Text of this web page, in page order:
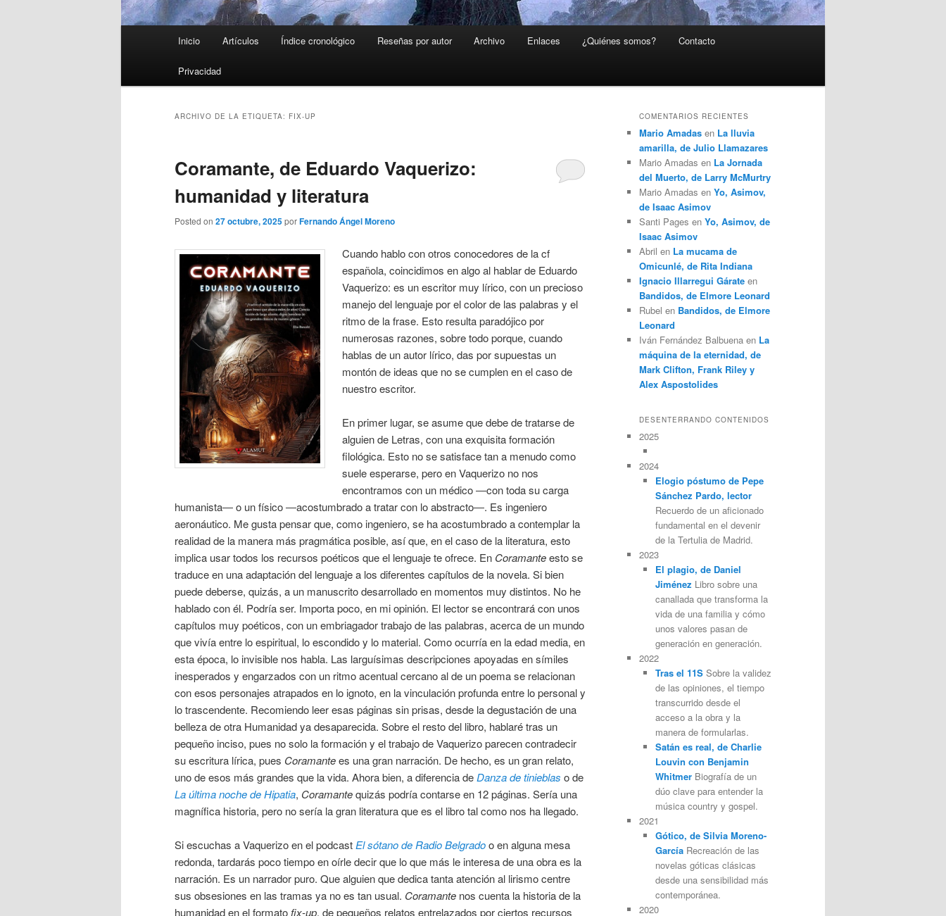
Inicio Artículos Índice cronológico Reseñas por autor Archivo Enlaces ¿Quiénes somos? Contacto
Privacidad
ARCHIVO DE LA ETIQUETA: FIX-UP
Coramante, de Eduardo Vaquerizo:
humanidad y literatura
Posted on 27 octubre, 2025porFernando Ángel Moreno
Cuando hablo con otros conocedores de la cf
española, coincidimos en algo al hablar de Eduardo
Vaquerizo: es un escritor muy lírico, con un precioso
manejo del lenguaje por el color de las palabras y el
ritmo de la frase. Esto resulta paradójico por
numerosas razones, sobre todo porque, cuando
hablas de un autor lírico, das por supuestas un
montón de ideas que no se cumplen en el caso de
nuestro escritor.
En primer lugar, se asume que debe de tratarse de
alguien de Letras, con una exquisita formación
filológica. Esto no se satisface tan a menudo como
suele esperarse, pero en Vaquerizo no nos
encontramos con un médico ―con toda su carga
humanista― o un físico ―acostumbrado a tratar con lo abstracto―. Es ingeniero
aeronáutico. Me gusta pensar que, como ingeniero, se ha acostumbrado a contemplar la
realidad de la manera más pragmática posible, así que, en el caso de la literatura, esto
implica usar todos los recursos poéticos que el lenguaje te ofrece. En Coramanteesto se
traduce en una adaptación del lenguaje a los diferentes capítulos de la novela. Si bien
puede deberse, quizás, a un manuscrito desarrollado en momentos muy distintos. No he
hablado con él. Podría ser. Importa poco, en mi opinión. El lector se encontrará con unos
capítulos muy poéticos, con un embriagador trabajo de las palabras, acerca de un mundo
que vivía entre lo espiritual, lo escondido y lo material. Como ocurría en la edad media, en
esta época, lo invisible nos habla. Las larguísimas descripciones apoyadas en símiles
inesperados y engarzados con un ritmo acentual cercano al de un poema se relacionan
con esos personajes atrapados en lo ignoto, en la vinculación profunda entre lo personal y
lo trascendente. Recomiendo leer esas páginas sin prisas, desde la degustación de una
belleza de otra Humanidad ya desaparecida. Sobre el resto del libro, hablaré tras un
pequeño inciso, pues no solo la formación y el trabajo de Vaquerizo parecen contradecir
su escritura lírica, pues Coramantees una gran narración. De hecho, es un gran relato,
uno de esos más grandes que la vida. Ahora bien, a diferencia deDanza de tinieblas o de
La última noche de Hipatia, Coramantequizás podría contarse en 12 páginas. Sería una
magnífica historia, pero no sería la gran literatura que es el libro tal como nos ha llegado.
Si escuchas a Vaquerizo en el podcastEl sótano de Radio Belgradoo en alguna mesa
redonda, tardarás poco tiempo en oírle decir que lo que más le interesa de una obra es la
narración. Es un narrador puro. Que alguien que dedica tanta atención al lirismo centre
sus obsesiones en las tramas ya no es tan usual. Coramante nos cuenta la historia de la
humanidad en el formatofix-up, de pequeños relatos entrelazados por ciertos recursos
COMENTARIOS RECIENTES
Mario Amadas en La lluvia
amarilla, de Julio Llamazares
Mario Amadas en La Jornada
del Muerto, de Larry McMurtry
Mario Amadas en Yo, Asimov,
de Isaac Asimov
Santi Pages en Yo, Asimov, de
Isaac Asimov
Abril en La mucama de
Omicunlé, de Rita Indiana
Ignacio Illarregui Gárate en
Bandidos, de Elmore Leonard
Rubel en Bandidos, de Elmore
Leonard
Iván Fernández Balbuena en La
máquina de la eternidad, de
Mark Clifton, Frank Riley y
Alex Aspostolides
DESENTERRANDO CONTENIDOS
2025
2024
Elogio póstumo de Pepe
Sánchez Pardo, lector
Recuerdo de un aficionado
fundamental en el devenir
de la Tertulia de Madrid.
2023
El plagio, de Daniel
Jiménez Libro sobre una
canallada que transforma la
vida de una familia y cómo
unos valores pasan de
generación en generación.
2022
Tras el 11SSobre la validez
de las opiniones, el tiempo
transcurrido desde el
acceso a la obra y la
manera de formularlas.
Satán es real, de Charlie
Louvin con Benjamin
WhitmerBiografía de un
dúo clave para entender la
música country y gospel.
2021
Gótico, de Silvia Moreno-
GarcíaRecreación de las
novelas góticas clásicas
desde una sensibilidad más
contemporánea.
2020